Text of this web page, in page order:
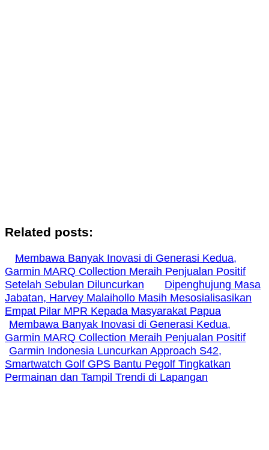
Related posts:
Membawa Banyak Inovasi di Generasi Kedua,
Garmin MARQ Collection Meraih Penjualan Positif
Setelah Sebulan Diluncurkan
Dipenghujung Masa
Jabatan, Harvey Malaihollo Masih Mesosialisasikan
Empat Pilar MPR Kepada Masyarakat Papua
Membawa Banyak Inovasi di Generasi Kedua,
Garmin MARQ Collection Meraih Penjualan Positif
Garmin Indonesia Luncurkan Approach S42,
Smartwatch Golf GPS Bantu Pegolf Tingkatkan
Permainan dan Tampil Trendi di Lapangan